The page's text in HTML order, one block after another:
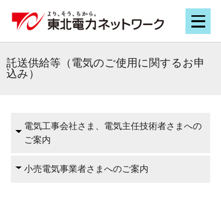
託送供給等（電気のご使用に関するお申
込み）
電気工事会社さま、電気主任技術者さまへの
ご案内
小売電気事業者さまへのご案内